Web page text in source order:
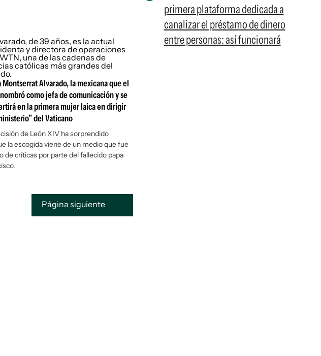
Montserrat Alvarado, la mexicana que el
como jefa de comunicación y se
en la primera mujer laica en dirigir
del Vaticano
de León XIV ha sorprendido
la escogida viene de un medio que fue
de críticas por parte del fallecido papa
Página siguiente
primera plataforma dedicada a
canalizar el préstamo de dinero
entre personas: así funcionará